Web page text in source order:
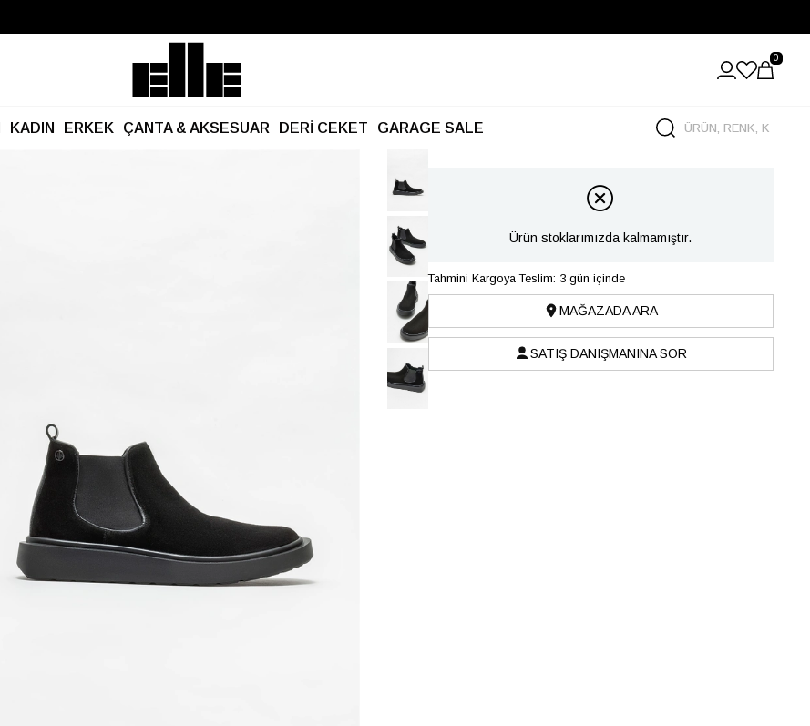
Kargo Ücretsiz!
0
KADIN ERKEK ÇANTA & AKSESUAR DERİ CEKET GARAGE SALE
Ürün stoklarımızda kalmamıştır.
Tahmini Kargoya Teslim: 3 gün içinde
MAĞAZADA ARA
SATIŞ DANIŞMANINA SOR